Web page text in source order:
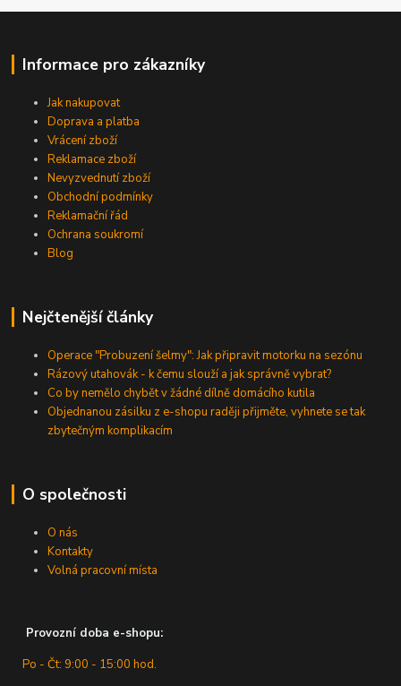
Informace pro zákazníky
Jak nakupovat
Doprava a platba
Vrácení zboží
Reklamace zboží
Nevyzvednutí zboží
Obchodní podmínky
Reklamační řád
Ochrana soukromí
Blog
Nejčtenější články
Operace "Probuzení šelmy": Jak připravit motorku na sezónu
Rázový utahovák - k čemu slouží a jak správně vybrat?
Co by nemělo chybět v žádné dílně domácího kutila
Objednanou zásilku z e-shopu raději přijměte, vyhnete se tak
zbytečným komplikacím
O společnosti
O nás
Kontakty
Volná pracovní místa
Provozní doba e-shopu:
Po - Čt: 9:00 - 15:00 hod.